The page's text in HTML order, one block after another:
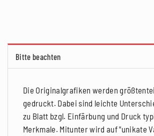
Bitte beachten
Die Originalgrafiken werden
gedruckt. Dabei sind leichte
zu Blatt bzgl. Einfärbung und Druck
Merkmale. Mitunter wird auf "unikate